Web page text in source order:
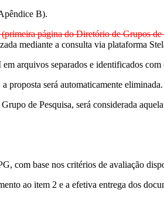
B).
página do Diretório de Grupos
mediante a consulta via plataforma
arquivos separados e identificados
proposta será automaticamente eliminada.
de Pesquisa, será considerada
com base nos critérios de avaliação
ao item 2 e a efetiva entrega dos